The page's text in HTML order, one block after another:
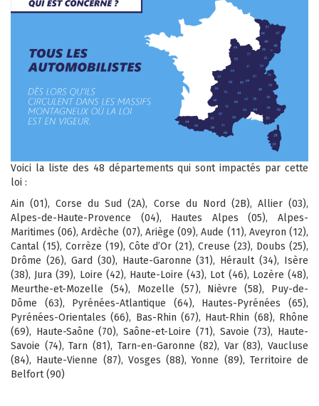
Voici la liste des 48 départements qui sont impactés par cette
loi :
Ain (01), Corse du Sud (2A), Corse du Nord (2B), Allier (03),
Alpes-de-Haute-Provence (04), Hautes Alpes (05), Alpes-
Maritimes (06), Ardèche (07), Ariège (09), Aude (11), Aveyron (12),
Cantal (15), Corrèze (19), Côte d’Or (21), Creuse (23), Doubs (25),
Drôme (26), Gard (30), Haute-Garonne (31), Hérault (34), Isère
(38), Jura (39), Loire (42), Haute-Loire (43), Lot (46), Lozère (48),
Meurthe-et-Mozelle (54), Mozelle (57), Nièvre (58), Puy-de-
Dôme (63), Pyrénées-Atlantique (64), Hautes-Pyrénées (65),
Pyrénées-Orientales (66), Bas-Rhin (67), Haut-Rhin (68), Rhône
(69), Haute-Saône (70), Saône-et-Loire (71), Savoie (73), Haute-
Savoie (74), Tarn (81), Tarn-en-Garonne (82), Var (83), Vaucluse
(84), Haute-Vienne (87), Vosges (88), Yonne (89), Territoire de
Belfort (90)